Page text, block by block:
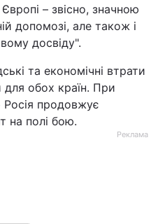
– звісно, значною
допомозі, але також і
досвіду".
та економічні втрати
для обох країн. При
Росія продовжує
на полі бою.
Реклама